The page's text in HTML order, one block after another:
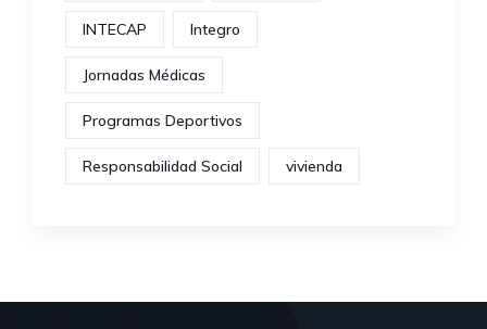
INTECAP Integro
Jornadas Médicas
Programas Deportivos
Responsabilidad Social vivienda